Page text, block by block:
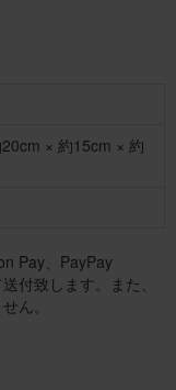
× 約15cm × 約
Pay、PayPay
付致します。また、
ん。